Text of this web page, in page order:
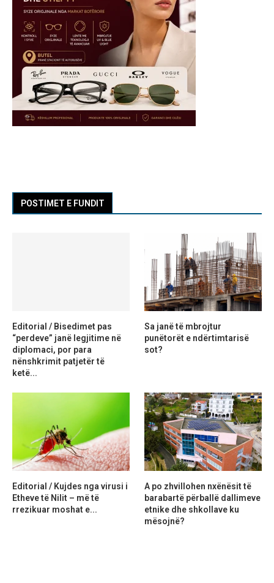
POSTIMET E FUNDIT
Editorial / Bisedimet pas
“perdeve” janë legjitime në
diplomaci, por para
nënshkrimit patjetër të
ketë...
Sa janë të mbrojtur
punëtorët e ndërtimtarisë
sot?
Editorial / Kujdes nga virusi i
Etheve të Nilit – më të
rrezikuar moshat e...
A po zhvillohen nxënësit të
barabartë përballë dallimeve
etnike dhe shkollave ku
mësojnë?